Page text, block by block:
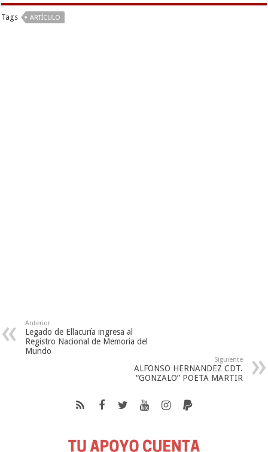
Tags ARTÍCULO
Anterior
Legado de Ellacuría ingresa al
Registro Nacional de Memoria del
Mundo
Siguiente
ALFONSO HERNANDEZ CDT.
“GONZALO” POETA MARTIR